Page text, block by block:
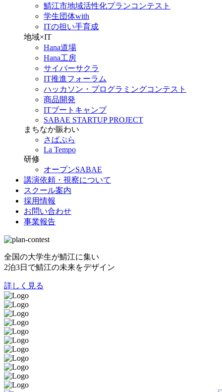
鯖江市地域活性化プランコンテスト
学生団体with
ITの担い手育成
地域×IT
Hana道場
Hana工房
サイバーサクラ
IT推進フォーラム
ハッカソン・プログラミングコンテスト
商品開発
ITブートキャンプ
SABAE STARTUP PROJECT
まちなか賑わい
さばぷら
La Tempo
研修
オープンSABAE
講演依頼・視察について
スクール案内
採用情報
お問い合わせ
事業報告
全国の大学生が鯖江に集い
2泊3日で鯖江の未来をデザイン
詳しく見る